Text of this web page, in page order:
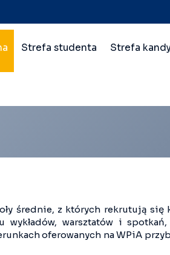
Strefa studenta Strefa
średnie, z których rekrutują
warsztatów i
oferowanych na WPiA